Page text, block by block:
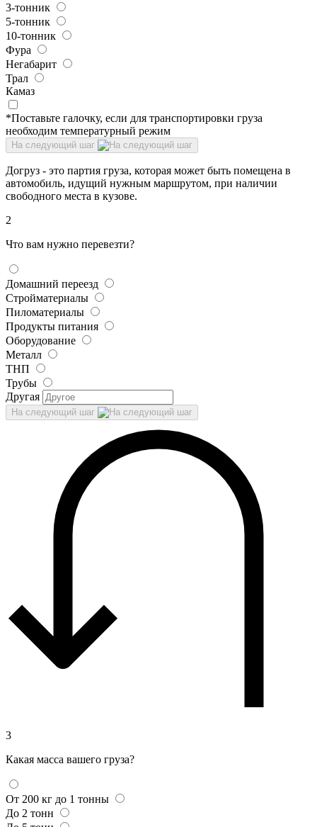
3-тонник
5-тонник
10-тонник
Фура
Негабарит
Трал
Камаз
*Поставьте галочку, если для транспортировки груза
необходим температурный режим
На следующий шаг
Догруз - это партия груза, которая может быть помещена в
автомобиль, идущий нужным маршрутом, при наличии
свободного места в кузове.
2
Что вам нужно перевезти?
Домашний переезд
Стройматериалы
Пиломатериалы
Продукты питания
Оборудование
Металл
ТНП
Трубы
Другая
На следующий шаг
3
Какая масса вашего груза?
От 200 кг до 1 тонны
До 2 тонн